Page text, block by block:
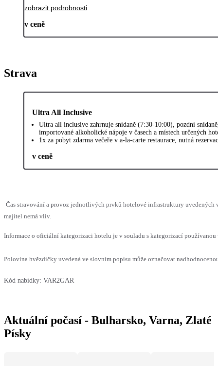
zobrazit podrobnosti
v ceně
Strava
Ultra All Inclusive
Ultra all inclusive zahrnuje snídaně (7:30-10:00), pozdní
importované alkoholické nápoje v časech a místech určených
1x za pobyt zdarma večeře v a-la-carte restaurace, nutná
v ceně
Čas stravování a provoz jednotlivých prvků hotelové infrastruktury uvedených
majitel nemá vliv.
Informace o oficiální kategorizaci hotelu je v souladu s kategorizací
Polovina hvězdičky uvedená ve slovním popisu může označovat
Kód nabídky: VAR2GAR
Aktuální počasí - Bulharsko, Varna, Zlaté
Písky